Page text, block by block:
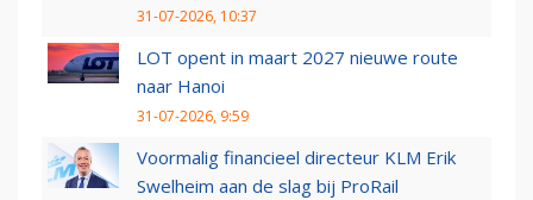
31-07-2026, 10:37
LOT opent in maart 2027 nieuwe route
naar Hanoi
31-07-2026, 9:59
Voormalig financieel directeur KLM Erik
Swelheim aan de slag bij ProRail